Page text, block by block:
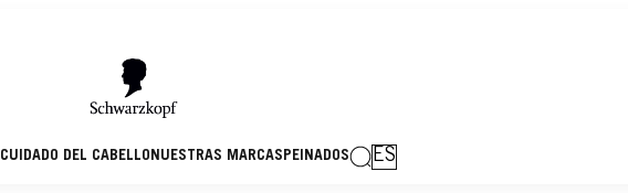
CUIDADO DEL CABELLONUESTRAS MARCASPEINADOS ES